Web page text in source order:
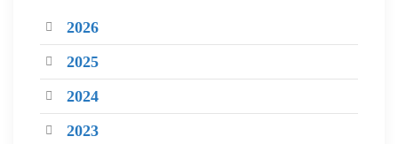
2026
2025
2024
2023